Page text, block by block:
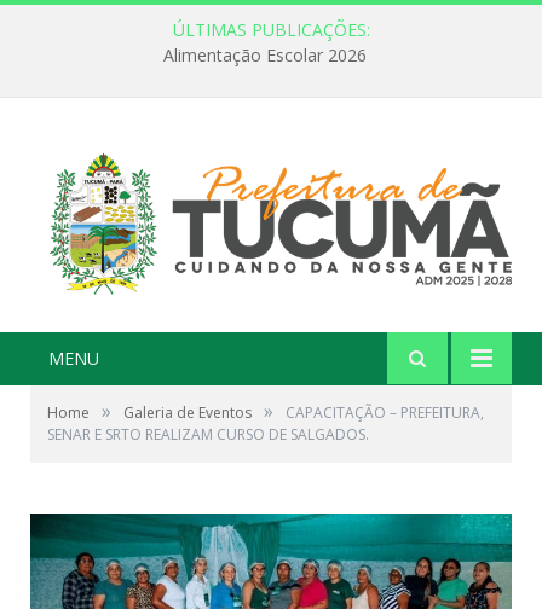
ÚLTIMAS PUBLICAÇÕES:
Alimentação Escolar 2026
MENU
Home » Galeria de Eventos »
CAPACITAÇÃO – PREFEITURA,
SENAR E SRTO REALIZAM CURSO DE SALGADOS.